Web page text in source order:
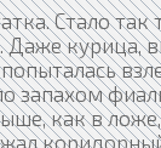
Стало
Даже курица,
запахом
как в